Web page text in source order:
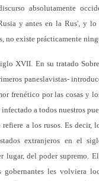
absolutamente
y antes en la Rus', y
no existe prácticamente
XVII. En su tratado
paneslavistas-
frenético por las cosas y
a todos nuestros
refiere a los rusos. Es
extranjeros en el
lugar, del poder supremo.
gobernantes les volviera